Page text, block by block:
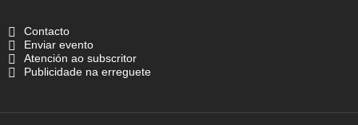
Contacto
Enviar evento
Atención ao subscritor
Publicidade na erreguete